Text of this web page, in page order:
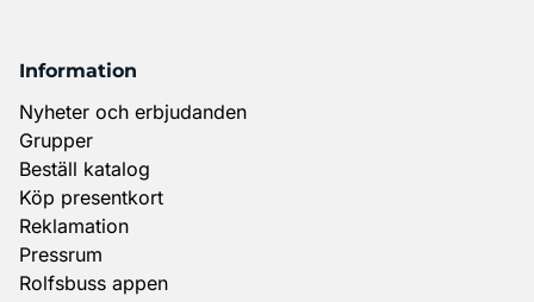
Information
Nyheter och erbjudanden
Grupper
Beställ katalog
Köp presentkort
Reklamation
Pressrum
Rolfsbuss appen